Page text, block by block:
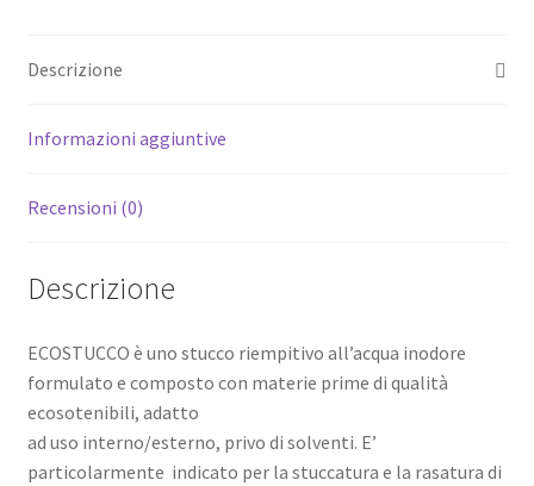
Descrizione
Informazioni aggiuntive
Recensioni (0)
Descrizione
ECOSTUCCO è uno stucco riempitivo all’acqua inodore
formulato e composto con materie prime di qualità
ecosotenibili, adatto
ad uso interno/esterno, privo di solventi. E’
particolarmente indicato per la stuccatura e la rasatura di